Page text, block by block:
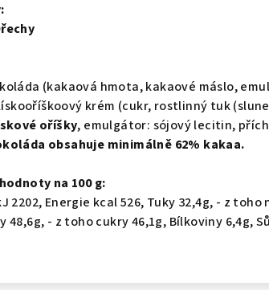
(kakaová hmota, kakaové máslo,
krém (cukr, rostlinný tuk
oříšky, emulgátor: sójový lecitin,
obsahuje minimálně 62% kakaa.
na 100 g:
2202, Energie kcal 526, Tuky 32,4g, - z
48,6g, - z toho cukry 46,1g, Bílkoviny 6,4g,